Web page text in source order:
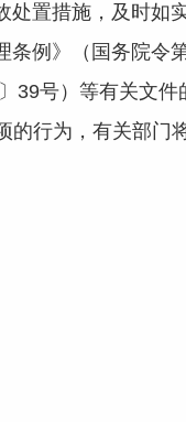
置措施，及时如实
例》（国务院令
39号）等有关文
的行为，有关部